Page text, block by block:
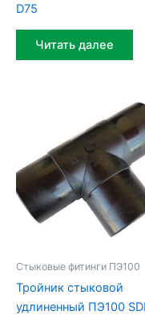
D75
Читать далее
Стыковые фитинги ПЭ100
Тройник стыковой
удлиненный ПЭ100